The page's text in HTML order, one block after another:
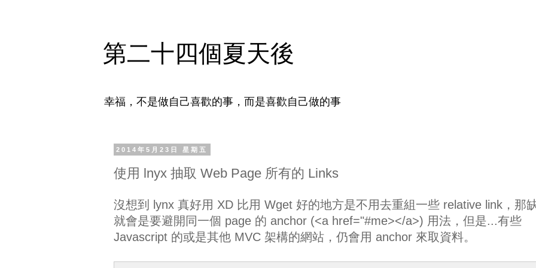
第二十四個夏天後
幸福，不是做自己喜歡的事，而是喜歡自己做的事
2014年5月23日 星期五
使用 lnyx 抽取 Web Page 所有的 Links
沒想到 lynx 真好用 XD 比用 Wget 好的地方是不用去重組一些 relative link，那
就會是要避開同一個 page 的 anchor (<a href="#me></a>) 用法，但是...有些
Javascript 的或是其他 MVC 架構的網站，仍會用 anchor 來取資料。